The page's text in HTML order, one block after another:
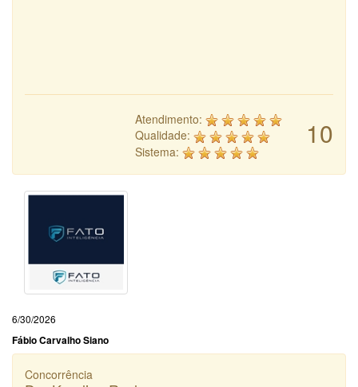
10
Atendimento:
Qualidade:
Sistema:
6/30/2026
Fábio Carvalho Siano
Concorrência